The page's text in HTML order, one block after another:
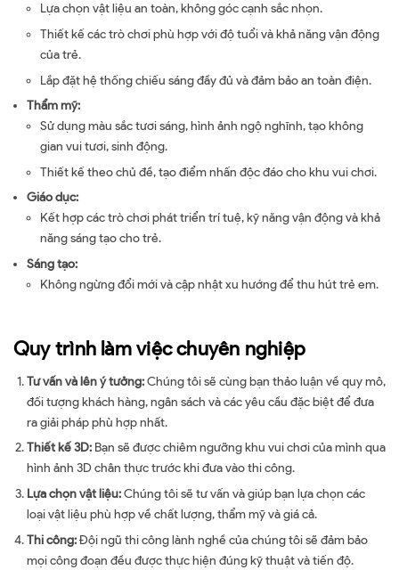
Lựa chọn vật liệu an toàn, không góc cạnh sắc nhọn.
Thiết kế các trò chơi phù hợp với độ tuổi và khả năng vận động
của trẻ.
Lắp đặt hệ thống chiếu sáng đầy đủ và đảm bảo an toàn điện.
Thẩm mỹ:
Sử dụng màu sắc tươi sáng, hình ảnh ngộ nghĩnh, tạo không
gian vui tươi, sinh động.
Thiết kế theo chủ đề, tạo điểm nhấn độc đáo cho khu vui chơi.
Giáo dục:
Kết hợp các trò chơi phát triển trí tuệ, kỹ năng vận động và khả
năng sáng tạo cho trẻ.
Sáng tạo:
Không ngừng đổi mới và cập nhật xu hướng để thu hút trẻ em.
Quy trình làm việc chuyên nghiệp
Tư vấn và lên ý tưởng:Chúng tôi sẽ cùng bạn thảo luận về quy mô,
đối tượng khách hàng, ngân sách và các yêu cầu đặc biệt để đưa
ra giải pháp phù hợp nhất.
Thiết kế 3D: Bạn sẽ được chiêm ngưỡng khu vui chơi của mình qua
hình ảnh 3D chân thực trước khi đưa vào thi công.
Lựa chọn vật liệu:Chúng tôi sẽ tư vấn và giúp bạn lựa chọn các
loại vật liệu phù hợp về chất lượng, thẩm mỹ và giá cả.
Thi công:Đội ngũ thi công lành nghề của chúng tôi sẽ đảm bảo
mọi công đoạn đều được thực hiện đúng kỹ thuật và tiến độ.